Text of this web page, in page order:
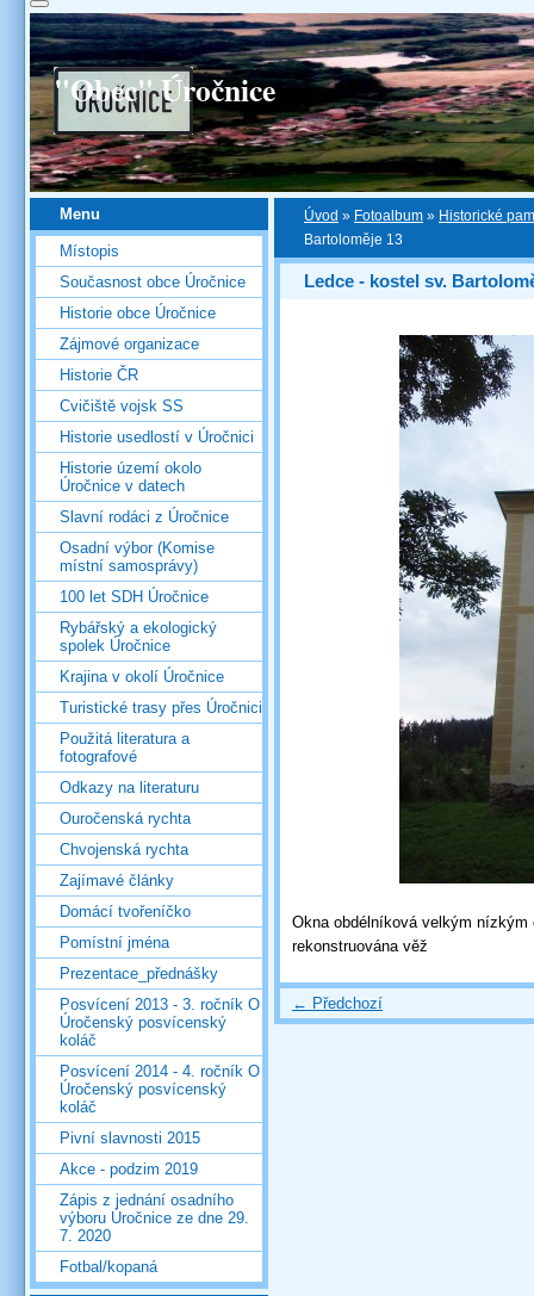
"Obec" Úročnice
Úvod » Fotoalbum » Historické
Bartoloměje 13
Ledce - kostel sv.
Okna obdélníková velkým nízkým
rekonstruována věž
← Předchozí
Menu
Místopis
Současnost obce Úročnice
Historie obce Úročnice
Zájmové organizace
Historie ČR
Cvičiště vojsk SS
Historie usedlostí v Úročnici
Historie území okolo
Úročnice v datech
Slavní rodáci z Úročnice
Osadní výbor (Komise
místní samosprávy)
100 let SDH Úročnice
Rybářský a ekologický
spolek Úročnice
Krajina v okolí Úročnice
Turistické trasy přes Úročnici
Použitá literatura a
fotografové
Odkazy na literaturu
Ouročenská rychta
Chvojenská rychta
Zajímavé články
Domácí tvořeníčko
Pomístní jména
Prezentace_přednášky
Posvícení 2013 - 3. ročník O
Úročenský posvícenský
koláč
Posvícení 2014 - 4. ročník O
Úročenský posvícenský
koláč
Pivní slavnosti 2015
Akce - podzim 2019
Zápis z jednání osadního
výboru Úročnice ze dne 29.
7. 2020
Fotbal/kopaná